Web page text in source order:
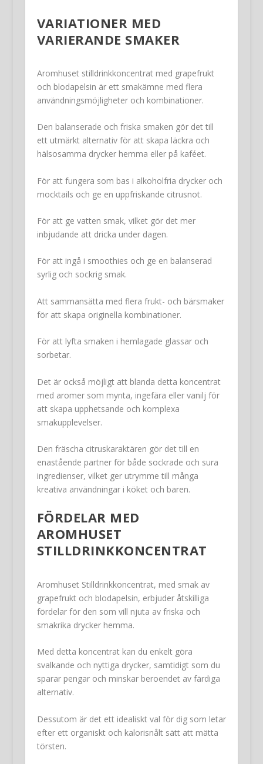
VARIATIONER MED
VARIERANDE SMAKER
Aromhuset stilldrinkkoncentrat med grapefrukt
och blodapelsin är ett smakämne med flera
användningsmöjligheter och kombinationer.
Den balanserade och friska smaken gör det till
ett utmärkt alternativ för att skapa läckra och
hälsosamma drycker hemma eller på kaféet.
För att fungera som bas i alkoholfria drycker och
mocktails och ge en uppfriskande citrusnot.
För att ge vatten smak, vilket gör det mer
inbjudande att dricka under dagen.
För att ingå i smoothies och ge en balanserad
syrlig och sockrig smak.
Att sammansätta med flera frukt- och bärsmaker
för att skapa originella kombinationer.
För att lyfta smaken i hemlagade glassar och
sorbetar.
Det är också möjligt att blanda detta koncentrat
med aromer som mynta, ingefära eller vanilj för
att skapa upphetsande och komplexa
smakupplevelser.
Den fräscha citruskaraktären gör det till en
enastående partner för både sockrade och sura
ingredienser, vilket ger utrymme till många
kreativa användningar i köket och baren.
FÖRDELAR MED
AROMHUSET
STILLDRINKKONCENTRAT
Aromhuset Stilldrinkkoncentrat, med smak av
grapefrukt och blodapelsin, erbjuder åtskilliga
fördelar för den som vill njuta av friska och
smakrika drycker hemma.
Med detta koncentrat kan du enkelt göra
svalkande och nyttiga drycker, samtidigt som du
sparar pengar och minskar beroendet av färdiga
alternativ.
Dessutom är det ett idealiskt val för dig som letar
efter ett organiskt och kalorisnålt sätt att mätta
törsten.